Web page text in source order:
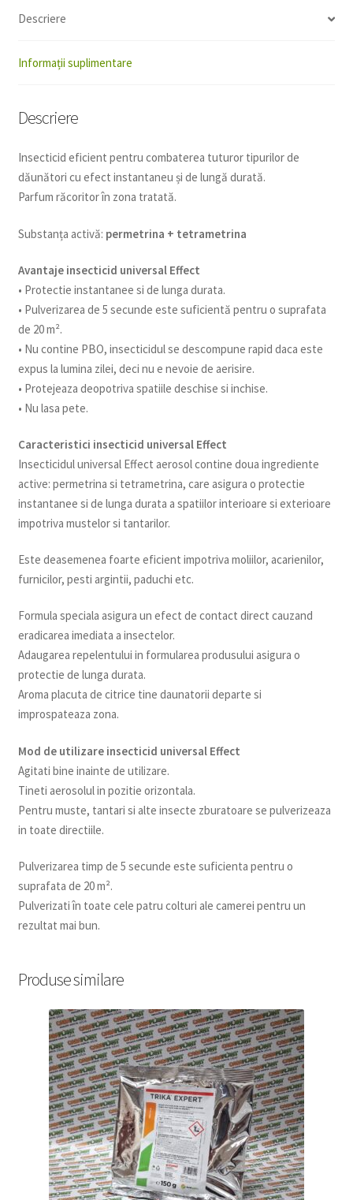
Descriere
Informații suplimentare
Descriere
Insecticid eficient pentru combaterea tuturor tipurilor de
dăunători cu efect instantaneu și de lungă durată.
Parfum răcoritor în zona tratată.
Substanța activă: permetrina + tetrametrina
Avantaje insecticid universal Effect
• Protectie instantanee si de lunga durata.
• Pulverizarea de 5 secunde este suficientă pentru o suprafata
de 20 m².
• Nu contine PBO, insecticidul se descompune rapid daca este
expus la lumina zilei, deci nu e nevoie de aerisire.
• Protejeaza deopotriva spatiile deschise si inchise.
• Nu lasa pete.
Caracteristici insecticid universal Effect
Insecticidul universal Effect aerosol contine doua ingrediente
active: permetrina si tetrametrina, care asigura o protectie
instantanee si de lunga durata a spatiilor interioare si exterioare
impotriva mustelor si tantarilor.
Este deasemenea foarte eficient impotriva moliilor, acarienilor,
furnicilor, pesti argintii, paduchi etc.
Formula speciala asigura un efect de contact direct cauzand
eradicarea imediata a insectelor.
Adaugarea repelentului in formularea produsului asigura o
protectie de lunga durata.
Aroma placuta de citrice tine daunatorii departe si
improspateaza zona.
Mod de utilizare insecticid universal Effect
Agitati bine inainte de utilizare.
Tineti aerosolul in pozitie orizontala.
Pentru muste, tantari si alte insecte zburatoare se pulverizeaza
in toate directiile.
Pulverizarea timp de 5 secunde este suficienta pentru o
suprafata de 20 m².
Pulverizati în toate cele patru colturi ale camerei pentru un
rezultat mai bun.
Produse similare